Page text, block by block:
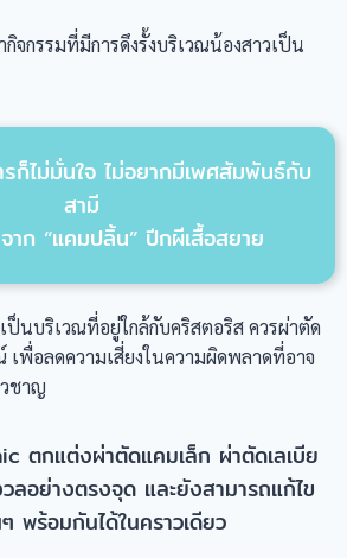
จกรรมที่มีการดึงรั้งบริเวณน้องสาวเป็น
ก็ไม่มั่นใจ ไม่อยากมีเพศสัมพันธ์กับ
สามี
าก “แคมปลิ้น” ปีกผีเสื้อสยาย
เป็นบริเวณที่อยู่ใกล้กับคริสตอริส ควรผ่าตัด
พื่อลดความเสี่ยงในความผิดพลาดที่อาจ
ชาญ
ตกแต่งผ่าตัดแคมเล็ก ผ่าตัดเลเบีย
อย่างตรงจุด และยังสามารถแก้ไข
พร้อมกันได้ในคราวเดียว